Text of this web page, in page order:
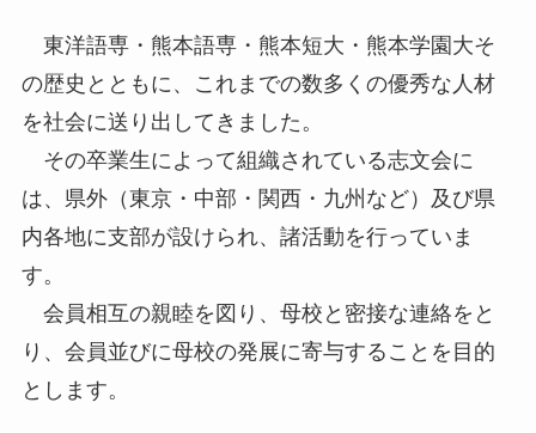
東洋語専・熊本語専・熊本短大・熊本学園大そ
の歴史とともに、これまでの数多くの優秀な人材
を社会に送り出してきました。
その卒業生によって組織されている志文会に
は、県外（東京・中部・関西・九州など）及び県
内各地に支部が設けられ、諸活動を行っていま
す。
会員相互の親睦を図り、母校と密接な連絡をと
り、会員並びに母校の発展に寄与することを目的
とします。